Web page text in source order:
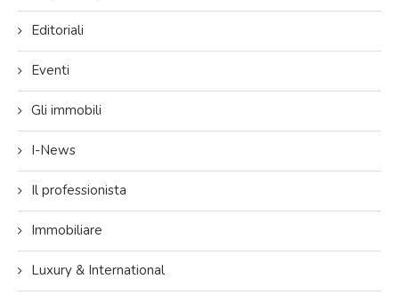
Editoriali
Eventi
Gli immobili
I-News
Il professionista
Immobiliare
Luxury & International